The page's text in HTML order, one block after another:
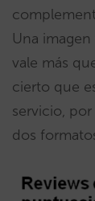
Una
vale más
cierto que
servicio,
dos